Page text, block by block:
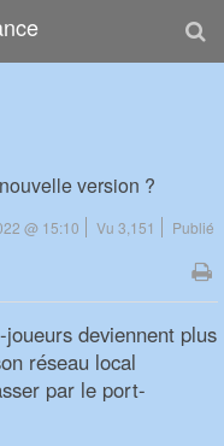
version ?
@ 15:10 Vu 3,151
Publié
deviennent plus
réseau local
par le port-